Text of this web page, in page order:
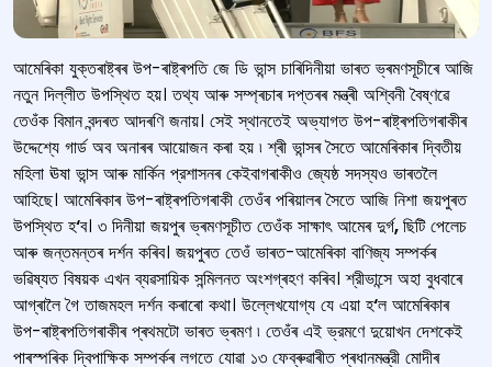
আমেৰিকা যুক্তৰাষ্ট্ৰৰ উপ-ৰাষ্ট্ৰপতি জে ডি ভান্স চাৰিদিনীয়া ভাৰত ভ্ৰমণসূচীৰে আজি
নতুন দিল্লীত উপস্থিত হয়। তথ্য আৰু সম্প্ৰচাৰ দপ্তৰৰ মন্ত্ৰী অশ্বিনী বৈষ্ণৱে
তেওঁক বিমান বন্দৰত আদৰণি জনায়। সেই স্থানতেই অভ্যাগত উপ-ৰাষ্ট্ৰপতিগৰাকীৰ
উদ্দেশ্যে গার্ড অব অনাৰৰ আয়োজন কৰা হয় ৷ শ্ৰী ভান্সৰ সৈতে আমেৰিকাৰ দ্বিতীয়
মহিলা ঊষা ভান্স আৰু মাৰ্কিন প্রশাসনৰ কেইবাগৰাকীও জ্যেষ্ঠ সদস্যও ভাৰতলৈ
আহিছে। আমেৰিকাৰ উপ-ৰাষ্ট্ৰপতিগৰাকী তেওঁৰ পৰিয়ালৰ সৈতে আজি নিশা জয়পুৰত
উপস্থিত হ‘ব। ৩ দিনীয়া জয়পুৰ ভ্ৰমণসূচীত তেওঁক সাক্ষাৎ আমেৰ দুৰ্গ,ছিটি পেলেচ
আৰু জন্তমন্তৰ দৰ্শন কৰিব। জয়পুৰত তেওঁ ভাৰত-আমেৰিকা বাণিজ্য সম্পৰ্কৰ
ভৱিষ্যত বিষয়ক এখন ব্যৱসায়িক সন্মিলনত অংশগ্ৰহণ কৰিব। শ্রীভান্সে অহা বুধবাৰে
আগ্ৰালৈ গৈ তাজমহল দৰ্শন কৰাৰো কথা। উল্লেখযোগ্য যে এয়া হ‘ল আমেৰিকাৰ
উপ-ৰাষ্ট্ৰপতিগৰাকীৰ প্ৰথমটো ভাৰত ভ্ৰমণ ৷ তেওঁৰ এই ভ্রমণে দুয়োখন দেশকেই
পাৰস্পৰিক দ্বিপাক্ষিক সম্পৰ্কৰ লগতে যোৱা ১৩ ফেব্ৰুৱাৰীত প্ৰধানমন্ত্রী মোদীৰ